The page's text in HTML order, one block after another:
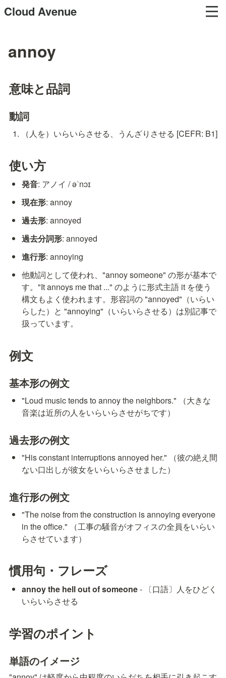
Cloud Avenue
annoy
意味と品詞
動詞
（人を）いらいらさせる、うんざりさせる [CEFR: B1]
使い方
発音: アノイ / əˈnɔɪ
現在形: annoy
過去形: annoyed
過去分詞形: annoyed
進行形: annoying
他動詞として使われ、"annoy someone" の形が基本で
す。"It annoys me that ..." のように形式主語 it を使う
構文もよく使われます。形容詞の "annoyed"（いらい
らした）と "annoying"（いらいらさせる）は別記事で
扱っています。
例文
基本形の例文
"Loud music tends to annoy the neighbors." （大きな
音楽は近所の人をいらいらさせがちです）
過去形の例文
"His constant interruptions annoyed her." （彼の絶え間
ない口出しが彼女をいらいらさせました）
進行形の例文
"The noise from the construction is annoying everyone
in the office." （工事の騒音がオフィスの全員をいらい
らさせています）
慣用句・フレーズ
annoy the hell out of someone - 〔口語〕人をひどく
いらいらさせる
学習のポイント
単語のイメージ